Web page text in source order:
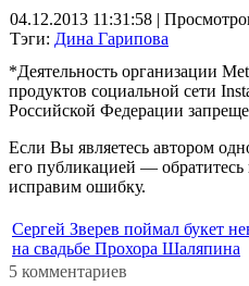
04.12.2013 11:31:58 |
Тэги: Дина Гарипова
*Деятельность организации
продуктов социальной сети
Российской Федерации
Если Вы являетесь автором
его публикацией —
исправим ошибку.
Сергей Зверев поймал букет
на свадьбе Прохора Шаляпина
5 комментариев